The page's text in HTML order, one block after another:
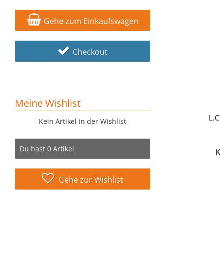
Gehe zum Einkaufswagen
Checkout
Meine Wishlist
Kein Artikel in der Wishlist
Du hast 0 Artikel
Gehe zur Wishlist